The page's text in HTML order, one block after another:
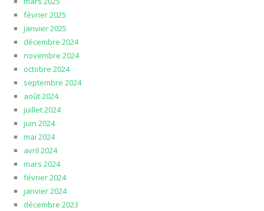
février 2025
janvier 2025
décembre 2024
novembre 2024
octobre 2024
septembre 2024
août 2024
juillet 2024
juin 2024
mai 2024
avril 2024
mars 2024
février 2024
janvier 2024
décembre 2023